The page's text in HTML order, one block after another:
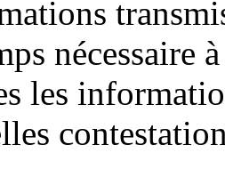
nécessaire
les